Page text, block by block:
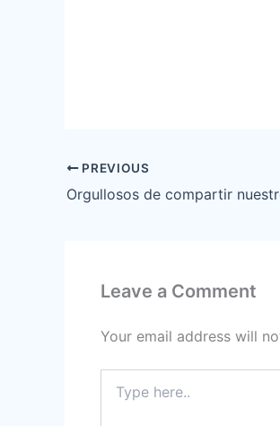
PREVIOUS
Orgullosos de compartir
Leave a Comment
Your email address will
here..